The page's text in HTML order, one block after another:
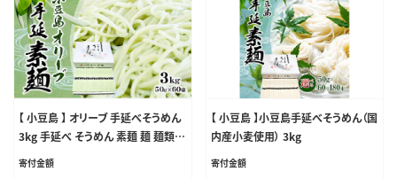
【 小豆島 】 オリーブ 手延べそうめん
3kg 手延べ そうめん 素麺 麺 麺類
めん コシ ツルツル 国産 香川 香川
県 土庄 土庄町
寄付金額
【 小豆島 】小豆島手延べそうめん（国
内産小麦使用） 3kg
寄付金額